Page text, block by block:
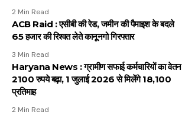
2 Min Read
ACB Raid : एसीबी की रेड, जमीन की पैमाइश के बदले
65 हजार की रिश्वत लेते कानूनगो गिरफ्तार
3 Min Read
Haryana News : ग्रामीण सफाई कर्मचारियों का वेतन
2100 रुपये बढ़ा, 1 जुलाई 2026 से मिलेंगे 18,100
प्रतिमाह
2 Min Read